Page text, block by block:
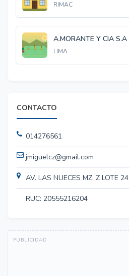
RIMAC
A.MORANTE Y CIA S.A
LIMA
CONTACTO
014276561
jmiguelcz@gmail.com
AV. LAS NUECES MZ. Z LOTE
RUC: 20555216204